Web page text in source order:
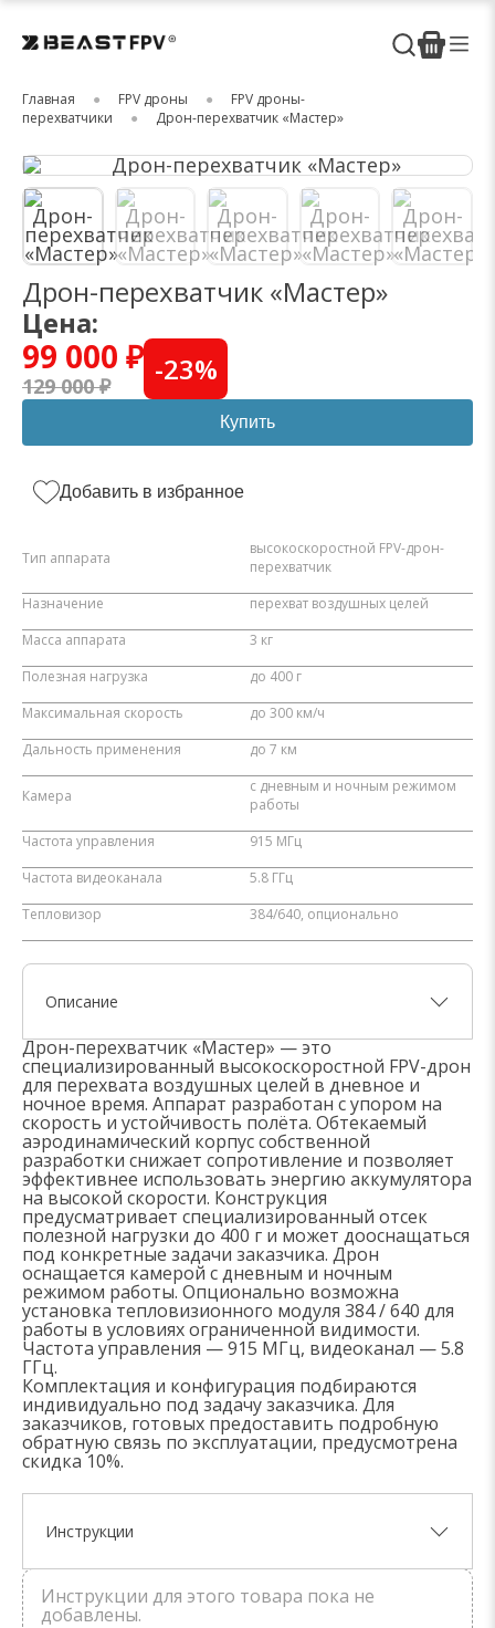
Главная FPV дроны
FPV дроны-
перехватчики
Дрон-перехватчик «Мастер»
Дрон-перехватчик «Мастер»
Цена:
99 000 ₽
129 000 ₽ -23%
Купить
Добавить в избранное
Тип аппарата
высокоскоростной FPV-дрон-
перехватчик
Назначение
перехват воздушных целей
Масса аппарата
3 кг
Полезная нагрузка
до 400 г
Максимальная скорость
до 300 км/ч
Дальность применения
до 7 км
Камера
с дневным и ночным режимом
работы
Частота управления
915 МГц
Частота видеоканала
5.8 ГГц
Тепловизор
384/640, опционально
Описание
Дрон-перехватчик «Мастер» — это
специализированный высокоскоростной FPV-дрон
для перехвата воздушных целей в дневное и
ночное время. Аппарат разработан с упором на
скорость и устойчивость полёта. Обтекаемый
аэродинамический корпус собственной
разработки снижает сопротивление и позволяет
эффективнее использовать энергию аккумулятора
на высокой скорости. Конструкция
предусматривает специализированный отсек
полезной нагрузки до 400 г и может дооснащаться
под конкретные задачи заказчика. Дрон
оснащается камерой с дневным и ночным
режимом работы. Опционально возможна
установка тепловизионного модуля 384 / 640 для
работы в условиях ограниченной видимости.
Частота управления — 915 МГц, видеоканал — 5.8
ГГц.
Комплектация и конфигурация подбираются
индивидуально под задачу заказчика. Для
заказчиков, готовых предоставить подробную
обратную связь по эксплуатации, предусмотрена
скидка 10%.
Инструкции
Инструкции для этого товара пока не
добавлены.